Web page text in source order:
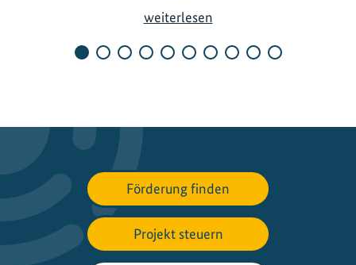
weiterlesenU
s
g
d
e
r
G
Förderung finden
Projekt steuern